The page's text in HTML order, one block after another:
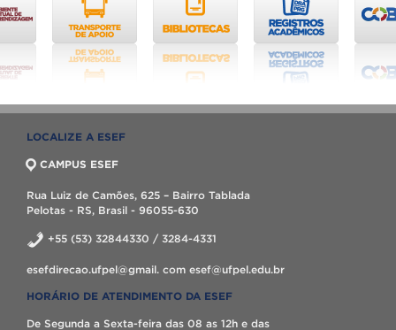
LOCALIZE A ESEF
CAMPUS ESEF
Rua Luiz de Camões, 625 – Bairro Tablada
Pelotas - RS, Brasil - 96055-630
+55 (53) 32844330 / 3284-4331
esefdirecao.ufpel@gmail. com esef@ufpel.edu.br
HORÁRIO DE ATENDIMENTO DA ESEF
De Segunda a Sexta-feira das 08 as 12h e das